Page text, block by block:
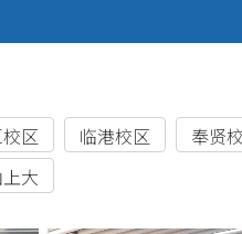
区 临港校区 奉贤
大